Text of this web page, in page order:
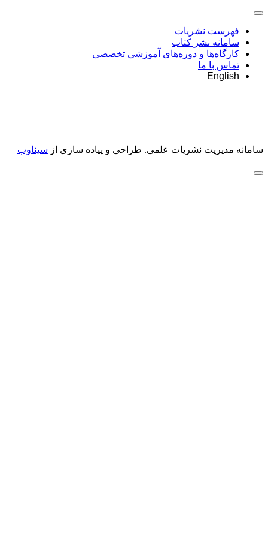
فهرست نشریات
سامانه نشر کتاب
کارگاه‌ها و دوره‌های آموزشی تخصصی
تماس با ما
English
سامانه مدیریت نشریات علمی. طراحی و پیاده سازی از سیناوب